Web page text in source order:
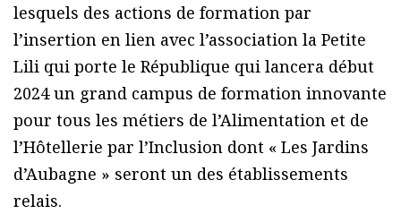
lesquels des actions de formation par
l’insertion en lien avec l’association la Petite
Lili qui porte le République qui lancera début
2024 un grand campus de formation innovante
pour tous les métiers de l’Alimentation et de
l’Hôtellerie par l’Inclusion dont « Les Jardins
d’Aubagne » seront un des établissements
relais.